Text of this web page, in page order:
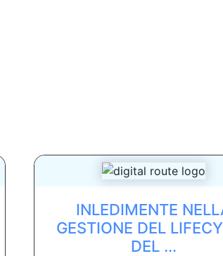
INLEDIMENTE
GESTIONE DEL
DEL ...